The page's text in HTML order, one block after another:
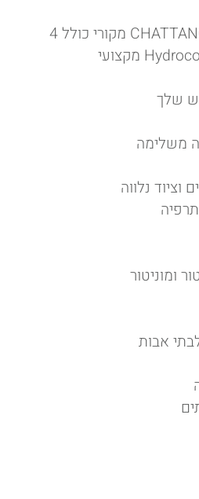
הידרוקולטור CHATTANOOGA מקורי כולל 4
כריות חימום – Hydrocollator מקצועי
שלך
משלימה
וציוד נלווה
ומוניטור
אבות